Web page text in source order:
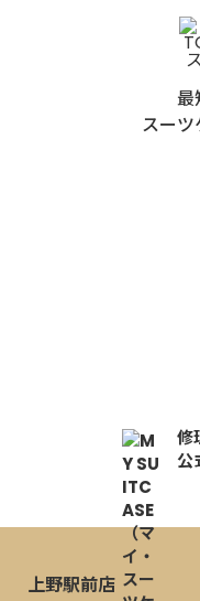
最
スー
修
上野駅前店